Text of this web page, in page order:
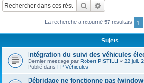
Rechercher
La recherche a retourné 57 résultats 1
Sujets
Intégration du suivi des véhicules
Dernier message par Robert PISTILLI « 22 juil.
Publié dans FP Véhicules
Débridage ne fonctionne pas